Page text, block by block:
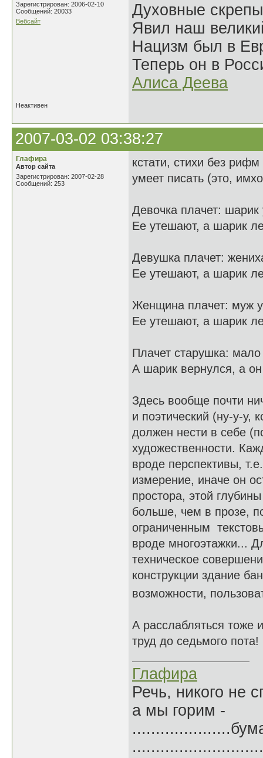
Зарегистрирован: 2006-02-10
Сообщений: 20033
Вебсайт
Духовные
Явил наш
Нацизм был в
Теперь он в
Алиса Деева
Неактивен
2007-03-02 03:38:27
Глафира
Автор сайта
Зарегистрирован: 2007-02-28
Сообщений: 253
кстати, стихи без
умеет писать (это,
Девочка плачет: шарик
Ее утешают, а шарик
Девушка плачет:
Ее утешают, а шарик
Женщина плачет: муж
Ее утешают, а шарик
Плачет старушка:
А шарик вернулся, а
Здесь вообще почти
и поэтический (ну-у-у,
должен нести в себе
художественности.
вроде перспективы,
измерение, иначе он
простора, этой
больше, чем в прозе,
ограниченным
вроде многоэтажки...
техническое
конструкции здание
возможности,
А расслабляться тоже
труд до седьмого пота!
Глафира
Речь, никого не
а мы горим -